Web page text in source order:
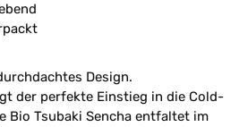
Design.
der perfekte Einstieg in die Cold-
Bio Tsubaki Sencha entfaltet im